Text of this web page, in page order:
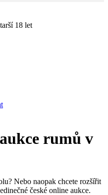
18 let
rumů v
Nebo naopak chcete rozšířit
české online aukce.